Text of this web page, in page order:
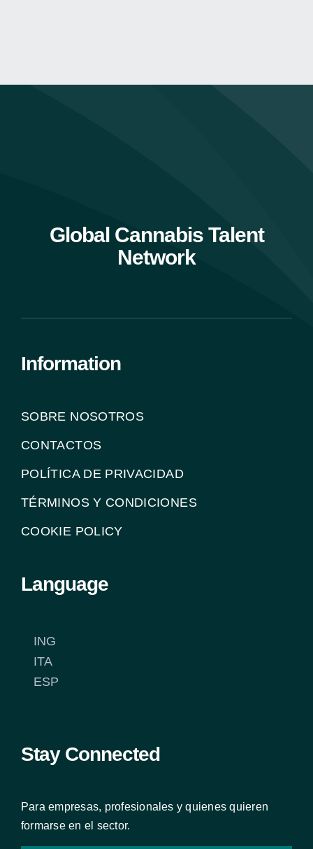
Global Cannabis Talent
Network
Information
SOBRE NOSOTROS
CONTACTOS
POLÍTICA DE PRIVACIDAD
TÉRMINOS Y CONDICIONES
COOKIE POLICY
Language
ING
ITA
ESP
Stay Connected
Para empresas, profesionales y quienes quieren
formarse en el sector.